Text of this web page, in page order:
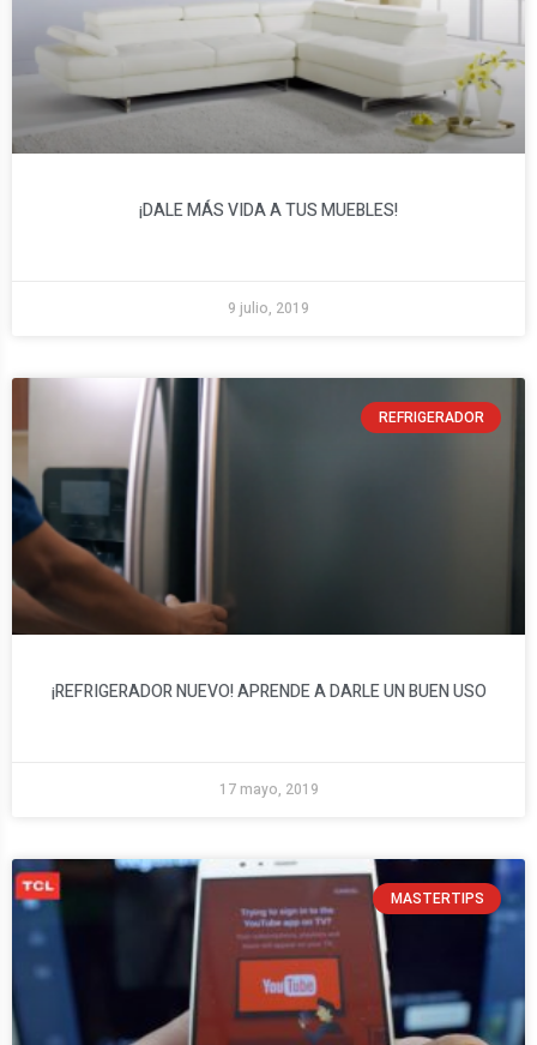
¡DALE MÁS VIDA A TUS MUEBLES!
9 julio, 2019
REFRIGERADOR
¡REFRIGERADOR NUEVO! APRENDE A DARLE UN BUEN USO
17 mayo, 2019
MASTERTIPS